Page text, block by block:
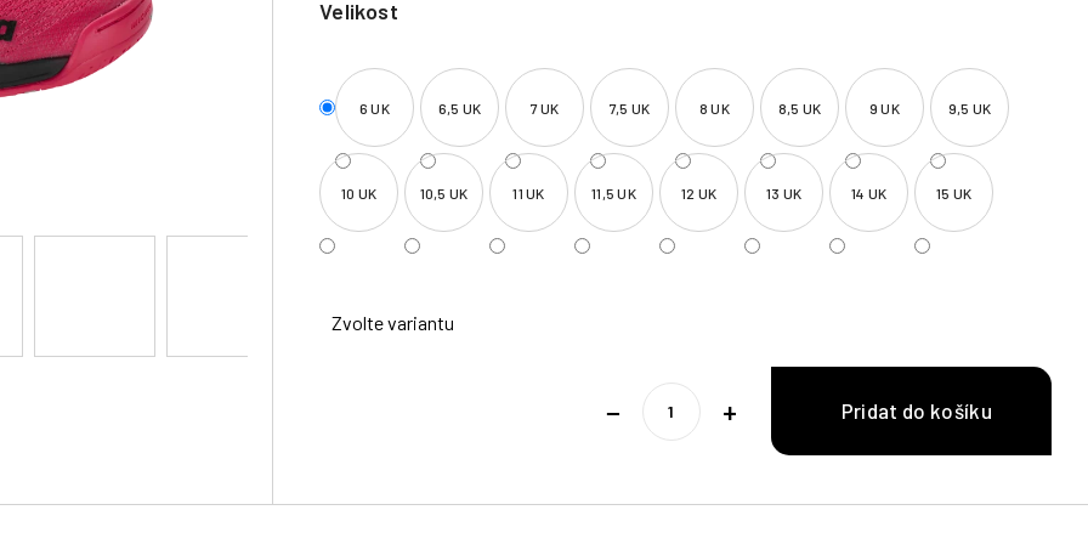
Velikost
6 UK 6,5 UK 7 UK 7,5 UK 8 UK 8,5 UK 9 UK 9,5 UK
10 UK 10,5 UK 11 UK 11,5 UK 12 UK 13 UK 14 UK 15 UK
Zvolte variantu
+
−